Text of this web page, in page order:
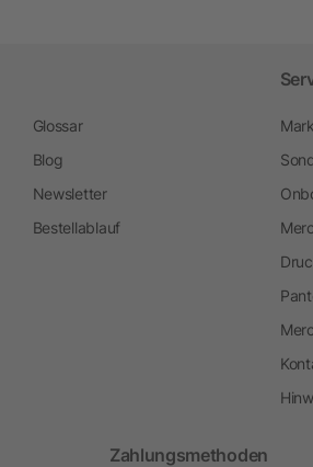
Glossar
Blog
Newsletter
Bestellablauf
Zahlungsmethoden